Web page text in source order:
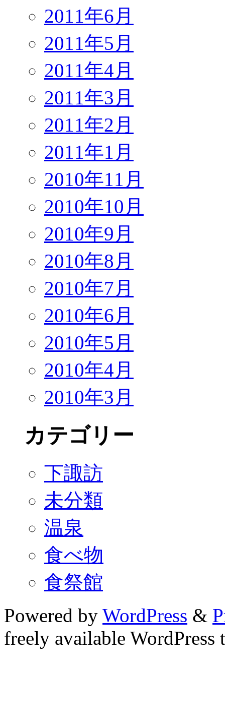
2011年6月
2011年5月
2011年4月
2011年3月
2011年2月
2011年1月
2010年11月
2010年10月
2010年9月
2010年8月
2010年7月
2010年6月
2010年5月
2010年4月
2010年3月
カテゴリー
下諏訪
未分類
温泉
食べ物
食祭館
Powered by WordPress &
freely available